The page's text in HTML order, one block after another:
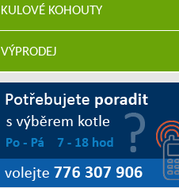
KULOVÉ KOHOUTY
VÝPRODEJ